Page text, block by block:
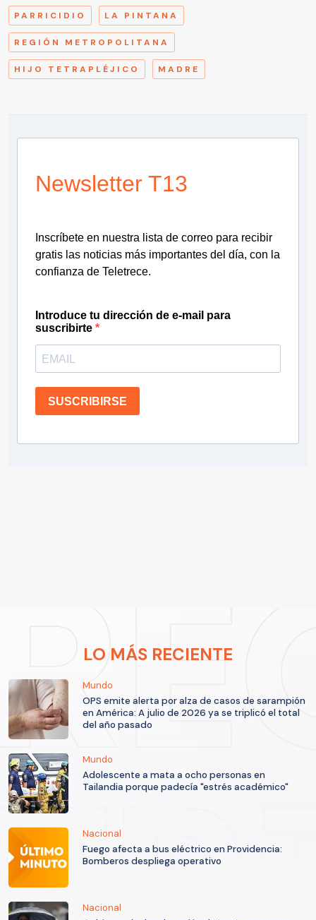
PARRICIDIO LA PINTANA
REGIÓN METROPOLITANA
HIJO TETRAPLÉJICO MADRE
Newsletter T13
Inscríbete en nuestra lista de correo para recibir
gratis las noticias más importantes del día, con la
confianza de Teletrece.
Introduce tu dirección de e-mail para
suscribirte
SUSCRIBIRSE
LO MÁS RECIENTE
Mundo
OPS emite alerta por alza de casos de sarampión
en América: A julio de 2026 ya se triplicó el total
del año pasado
Mundo
Adolescente a mata a ocho personas en
Tailandia porque padecía "estrés académico"
Nacional
Fuego afecta a bus eléctrico en Providencia:
Bomberos despliega operativo
Nacional